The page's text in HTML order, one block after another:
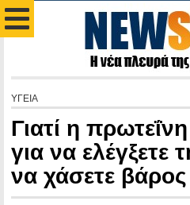
ΥΓΕΙΑ
Γιατί η πρωτεΐνη
για να ελέγξετε
να χάσετε βάρος